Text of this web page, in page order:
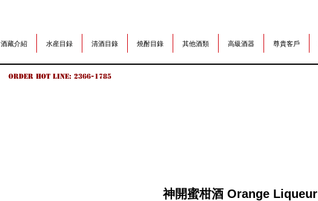
酒藏介紹 水産目録 清酒目錄 燒酎目錄 其他酒類 高級酒器 尊貴客戶
Order hot line: 2366-1785
神開蜜柑酒 Orange Liqueur